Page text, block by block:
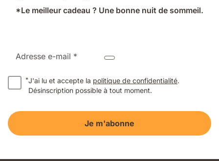
*Le meilleur cadeau ? Une bonne nuit de sommeil.
Adresse e-mail *
*J'ai lu et accepte la politique de confidentialité.
Désinscription possible à tout moment.
Je m'abonne